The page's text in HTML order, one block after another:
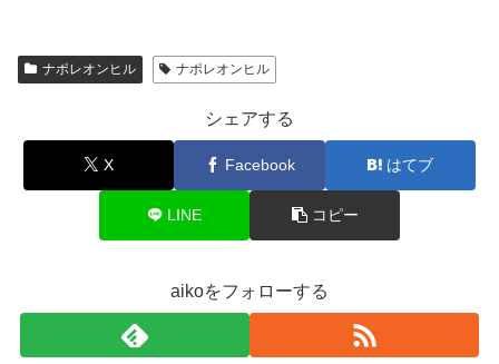
ナポレオンヒル ナポレオンヒル
シェアする
X Facebook はてブ
LINE コピー
aikoをフォローする